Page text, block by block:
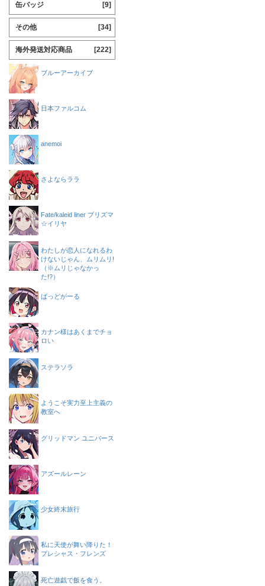
缶バッジ [9]
その他 [34]
海外発送対応商品 [222]
ブルーアーカイブ
日本ファルコム
anemoi
さよならララ
Fate/kaleid liner プリズマ
☆イリヤ
わたしが恋人になれるわ
けないじゃん、ムリムリ!
（※ムリじゃなかっ
た!?）
ばっどがーる
カナン様はあくまでチョ
ロい
ステラソラ
ようこそ実力至上主義の
教室へ
グリッドマン ユニバース
アズールレーン
少女終末旅行
私に天使が舞い降りた！
プレシャス・フレンズ
死亡遊戯で飯を食う。